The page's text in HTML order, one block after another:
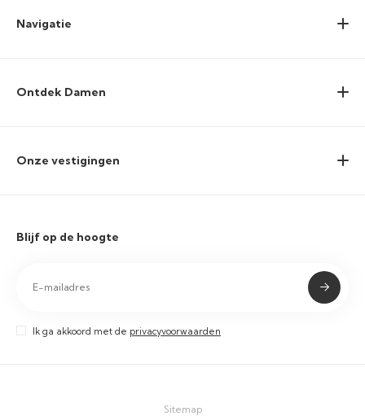
Navigatie
Ontdek Damen
Onze vestigingen
Blijf op de hoogte
Ik ga akkoord met de privacyvoorwaarden
Sitemap